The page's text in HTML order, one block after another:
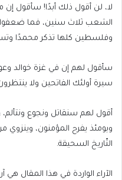
لا، لن أقول ذلك أبدًا! سأقول
الشعب ثلاث سنين، فما ضعفوا
وفلسطين كلها تذكر محمدًا
سأقول لهم إن في غزة خوالد
سيرة أولئك الفاتحين ولا
أقول لهم سنقاتل ونجوع
ويومئذ يفرح المؤمنون، وينزوي
التّاريخ السحيقة.
الآراء الواردة في هذا المقال